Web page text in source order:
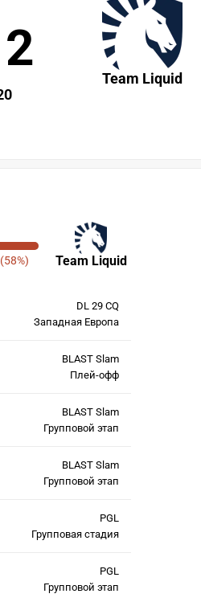
Team Liquid
2
Team Liquid
DL 29 CQ
Западная Европа
BLAST Slam
Плей-офф
BLAST Slam
Групповой этап
BLAST Slam
Групповой этап
PGL
Групповая стадия
PGL
Групповой этап